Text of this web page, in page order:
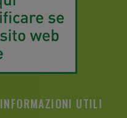
INFORMAZIONI UTILI